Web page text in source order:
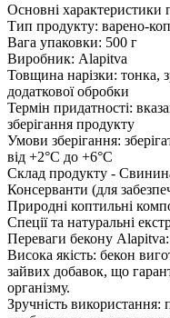
Основні характеристики
Тип продукту: варено-
Вага упаковки: 500 г
Виробник: Alapitva
Товщина нарізки: тонка,
додаткової обробки
Термін придатності:
зберігання продукту
Умови зберігання:
від +2°С до +6°С
Склад продукту -
Консерванти (для
Природні коптильні
Спеції та натуральні
Переваги бекону Alapitva:
Висока якість: бекон
зайвих добавок, що
організму.
Зручність